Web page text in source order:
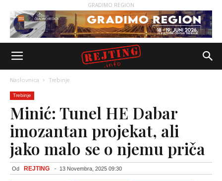
GRADIMO REGION
Naslovnica Trebinje
Trebinje
Minić: Tunel HE Dabar
imozantan projekat, ali
jako malo se o njemu priča
Od REJTING - 13 Novembra, 2025 09:30